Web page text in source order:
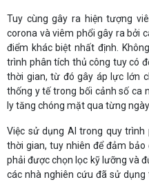
Tuy cùng gây ra hiện tượng
corona và viêm phổi gây ra bởi
điểm khác biệt nhất định.
trình phân tích thủ công tuy có
thời gian, từ đó gây áp lực lớn
thống y tế trong bối cảnh số ca
ly tăng chóng mặt qua từng ngày.
Việc sử dụng AI trong quy
thời gian, tuy nhiên để đảm
phải được chọn lọc kỹ lưỡng và
các nhà nghiên cứu đã sử